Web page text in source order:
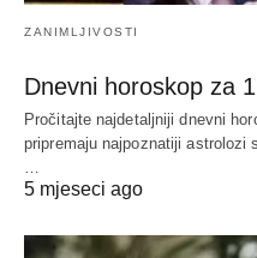
ZANIMLJIVOSTI
Dnevni horoskop za
Pročitajte najdetaljniji dnevni
pripremaju najpoznatiji astrolozi
5 mjeseci ago